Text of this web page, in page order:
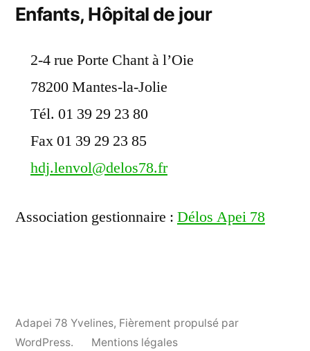
Enfants, Hôpital de jour
2-4 rue Porte Chant à l’Oie
78200 Mantes-la-Jolie
Tél. 01 39 29 23 80
Fax 01 39 29 23 85
hdj.lenvol@delos78.fr
Association gestionnaire : Délos Apei 78
Adapei 78 Yvelines, Fièrement propulsé par
WordPress.
Mentions légales